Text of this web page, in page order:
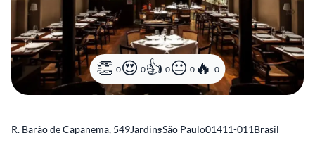
0 0 0 0 0
R. Barão de Capanema, 549Jardins-São Paulo01411-011Brasil